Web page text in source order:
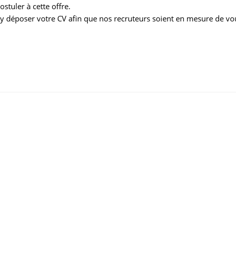
à cette offre.
votre CV afin que nos recruteurs soient en mesure de